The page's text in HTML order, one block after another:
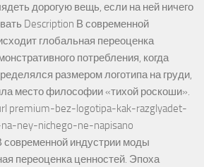
дорогую вещь, если на ней ничего
Description В современной
глобальная переоценка
потребления, когда
размером логотипа на груди,
место философии «тихой роскоши».
premium-bez-logotipa-kak-razglyadet-
ney-nichego-ne-napisano
современной индустрии моды
переоценка ценностей. Эпоха